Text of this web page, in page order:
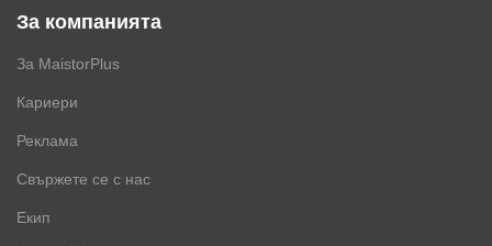
За компанията
За MaistorPlus
Кариери
Реклама
Свържете се с нас
Екип